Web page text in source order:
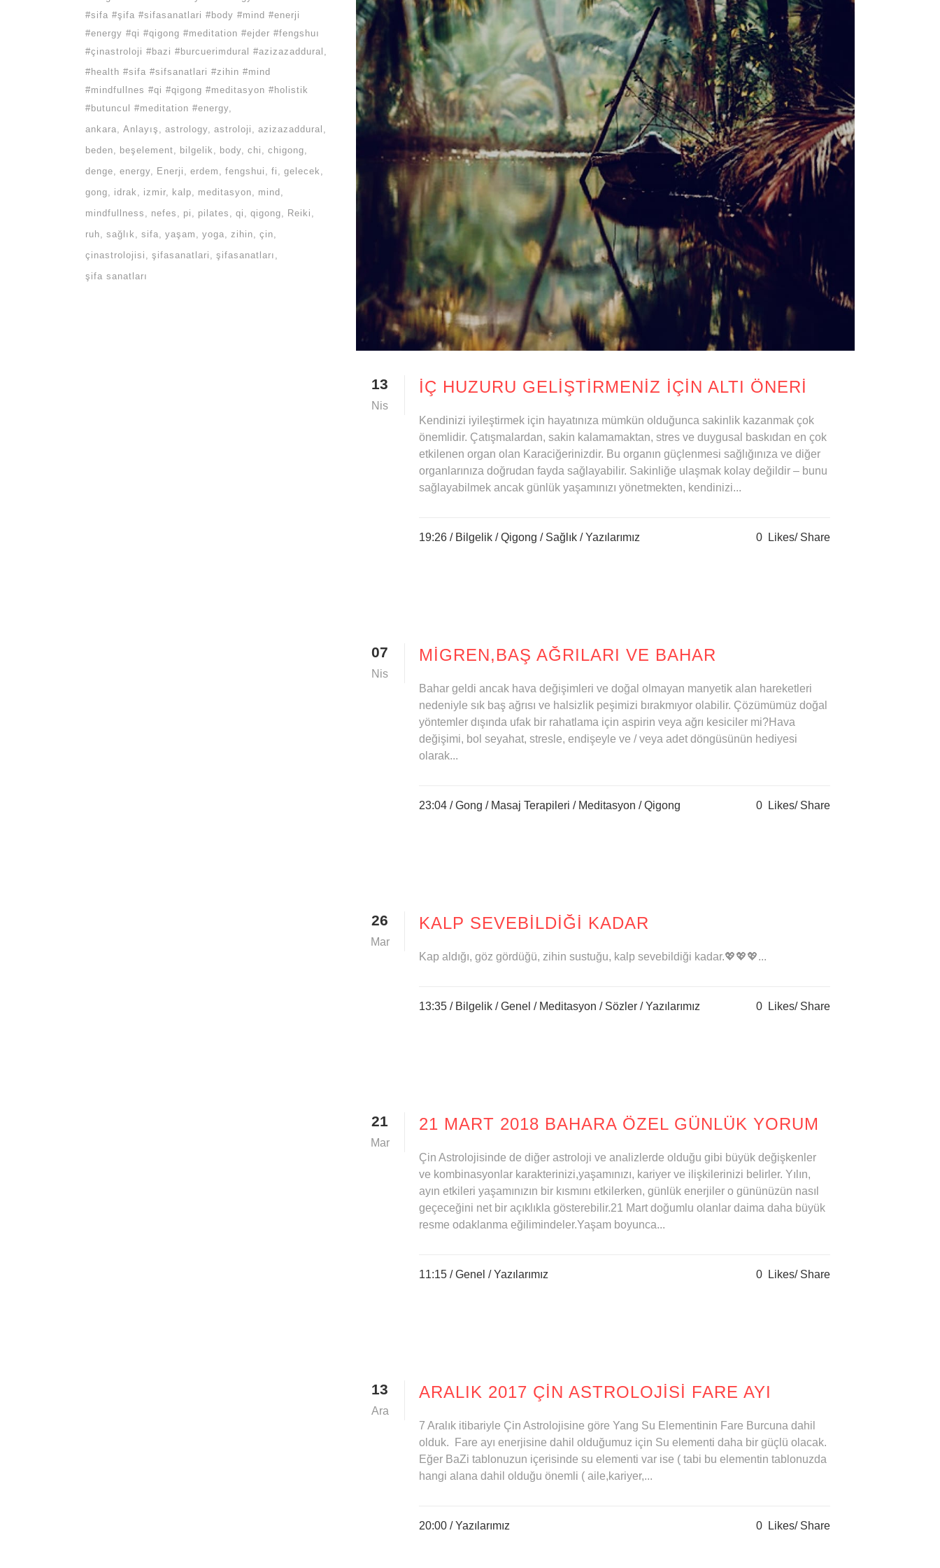
#sifa #şifa #sifasanatlari #body #mind #enerji
#energy #qi #qigong #meditation #ejder #fengshuı
#çinastroloji #bazi #burcuerimdural #azizazaddural
#health #sifa #sifsanatlari #zihin #mind
#mindfullnes #qi #qigong #meditasyon #holistik
#butuncul #meditation #energy
ankara
Anlayış astrology astroloji
azizazaddural
beden
beşelement bilgelik body chi
chigong
denge
energy Enerji erdem fengshui fi
gelecek
gong
idrak izmir kalp meditasyon
mind
mindfullness
nefes pi pilates qi qigong
Reiki
ruh
sağlık sifa yaşam yoga zihin
çin
çinastrolojisi
şifasanatlari
şifasanatları
şifa sanatları
13
Nis
İÇ HUZURU GELIŞTIRMENIZ IÇIN ALTI ÖNERI
Kendinizi iyileştirmek için hayatınıza mümkün olduğunca sakinlik kazanmak çok
önemlidir. Çatışmalardan, sakin kalamamaktan, stres ve duygusal baskıdan en çok
etkilenen organ olan Karaciğerinizdir. Bu organın güçlenmesi sağlığınıza ve diğer
organlarınıza doğrudan fayda sağlayabilir. Sakinliğe ulaşmak kolay değildir – bunu
sağlayabilmek ancak günlük yaşamınızı yönetmekten, kendinizi...
19:26 / Bilgelik/Qigong / Sağlık/Yazılarımız 0 Likes Share
07
Nis
MIGREN,BAŞ AĞRILARI VE BAHAR
Bahar geldi ancak hava değişimleri ve doğal olmayan manyetik alan hareketleri
nedeniyle sık baş ağrısı ve halsizlik peşimizi bırakmıyor olabilir. Çözümümüz doğal
yöntemler dışında ufak bir rahatlama için aspirin veya ağrı kesiciler mi?Hava
değişimi, bol seyahat, stresle, endişeyle ve / veya adet döngüsünün hediyesi
olarak...
23:04 /Gong / Masaj Terapileri / Meditasyon /Qigong 0 Likes Share
26
Mar
KALP SEVEBILDIĞI KADAR
Kap aldığı, göz gördüğü, zihin sustuğu, kalp sevebildiği kadar.💖💖💖...
13:35 / Bilgelik/Genel / Meditasyon / Sözler/Yazılarımız 0 Likes Share
21
Mar
21 MART 2018 BAHARA ÖZEL GÜNLÜK YORUM
Çin Astrolojisinde de diğer astroloji ve analizlerde olduğu gibi büyük değişkenler
ve kombinasyonlar karakterinizi,yaşamınızı, kariyer ve ilişkilerinizi belirler. Yılın,
ayın etkileri yaşamınızın bir kısmını etkilerken, günlük enerjiler o gününüzün nasıl
geçeceğini net bir açıklıkla gösterebilir.21 Mart doğumlu olanlar daima daha büyük
resme odaklanma eğilimindeler.Yaşam boyunca...
11:15 /Genel /Yazılarımız 0 Likes Share
13
Ara
ARALIK 2017 ÇIN ASTROLOJISI FARE AYI
7 Aralık itibariyle Çin Astrolojisine göre Yang Su Elementinin Fare Burcuna dahil
olduk. Fare ayı enerjisine dahil olduğumuz için Su elementi daha bir güçlü olacak.
Eğer BaZi tablonuzun içerisinde su elementi var ise ( tabi bu elementin tablonuzda
hangi alana dahil olduğu önemli ( aile,kariyer,...
20:00 /Yazılarımız 0 Likes Share